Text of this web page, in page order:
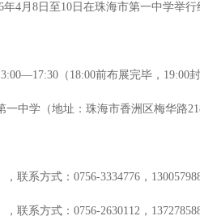
4月8日至10日在珠海市第一中学举
（18:00前布展完毕，19:00
中学（地址：珠海市香洲区梅华路
系方式：0756-3334776，
系方式：0756-2630112，